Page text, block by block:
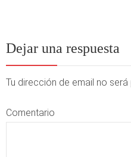
Dejar una respuesta
Tu dirección de email no
Comentario